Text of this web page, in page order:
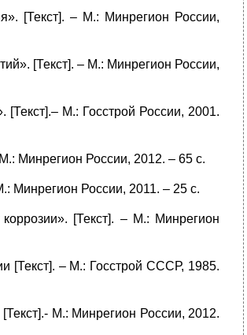
[Текст]. – М.: Минрегион России,
[Текст]. – М.: Минрегион России,
М.: Госстрой России, 2001.
Минрегион России, 2012. – 65 с.
Минрегион России, 2011. – 25 с.
[Текст]. – М.: Минрегион
[Текст]. – М.: Госстрой СССР, 1985.
М.: Минрегион России, 2012.